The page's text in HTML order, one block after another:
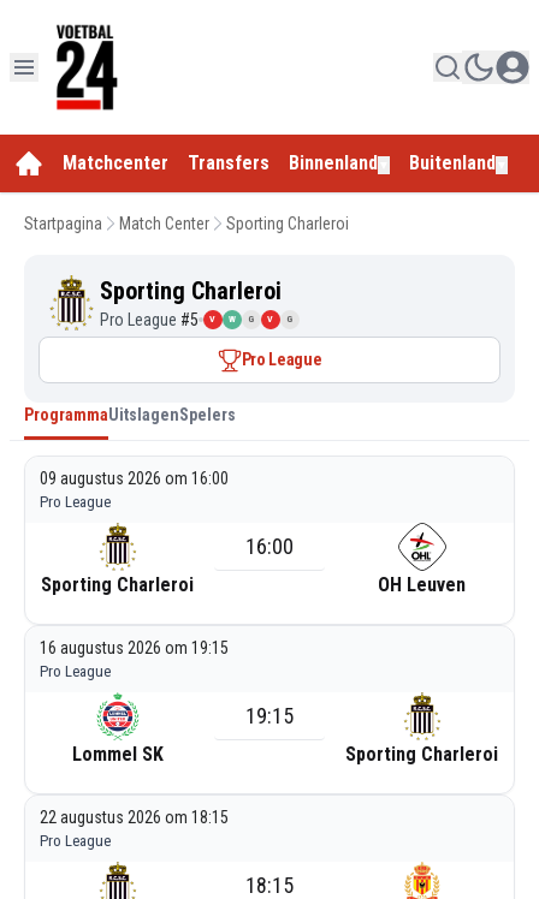
Matchcenter Transfers Binnenland Buitenland
Startpagina Match Center Sporting Charleroi
Sporting Charleroi
Pro League #5 V W G V G
Pro League
ProgrammaUitslagenSpelers
09 augustus 2026 om 16:00
Pro League
Sporting Charleroi
16:00
OH Leuven
16 augustus 2026 om 19:15
Pro League
Lommel SK
19:15
Sporting Charleroi
22 augustus 2026 om 18:15
Pro League
18:15